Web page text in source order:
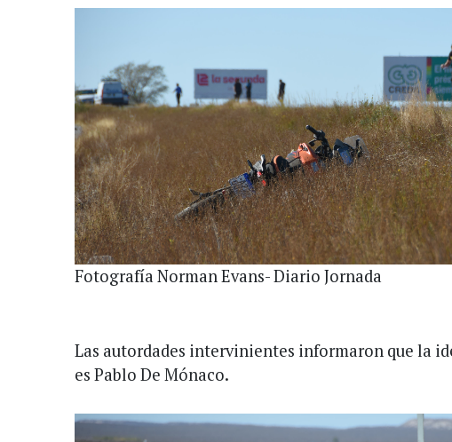
Fotografía Norman Evans- Diario Jornada
Las autordades intervinientes informaron que la
es Pablo De Mónaco.